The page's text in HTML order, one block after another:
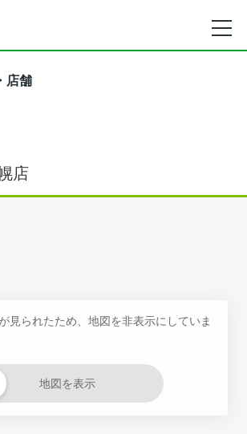
店舗
店
見られたため、地図を非表示にしていま
地図を表示